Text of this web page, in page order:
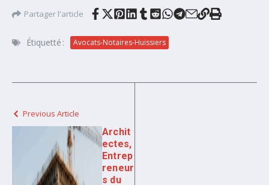
Partager l'article
Étiquetté : Avocats-Notaires-Huissiers
Previous Article
Archit
ectes,
Entrep
reneur
s du